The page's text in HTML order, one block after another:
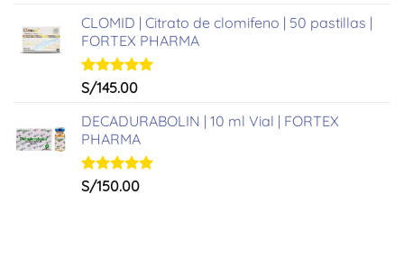
de 5
CLOMID | Citrato de clomifeno | 50 pastillas |
FORTEX PHARMA
Valorado
de 5
S/145.00
DECADURABOLIN | 10 ml Vial | FORTEX
PHARMA
Valorado
S/150.00